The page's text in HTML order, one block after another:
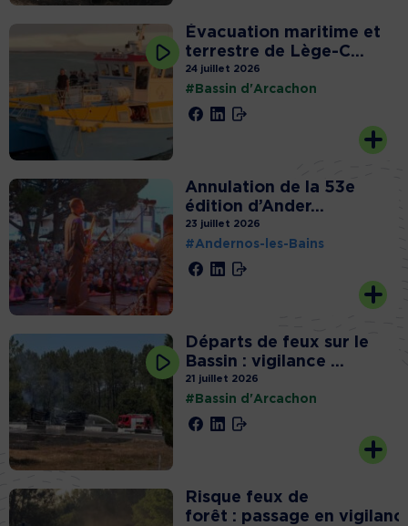
Évacuation maritime et
terrestre de Lège-C...
24 juillet 2026
#Bassin d'Arcachon
Annulation de la 53e
édition d’Ander...
23 juillet 2026
#Andernos-les-Bains
Départs de feux sur le
Bassin : vigilance ...
21 juillet 2026
#Bassin d'Arcachon
Risque feux de
forêt : passage en